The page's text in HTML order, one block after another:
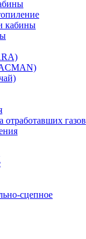
кабины
отработавших газов
сцепное